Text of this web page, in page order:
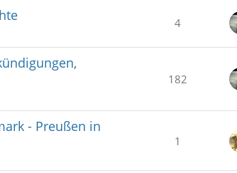
4
182
- Preußen in
1